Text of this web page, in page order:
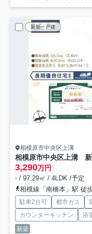
新築一戸建
相模原市中央区上溝
相模原市中央区上溝
3,290万円
- / 97.29㎡ / 4LDK /予定
相模線「南橋本」駅 徒
駐車2台可 都市ガス
カウンターキッチン
浴
新築